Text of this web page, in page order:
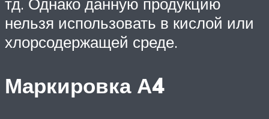
нельзя использовать в кислой или
хлорсодержащей среде.
Маркировка А4